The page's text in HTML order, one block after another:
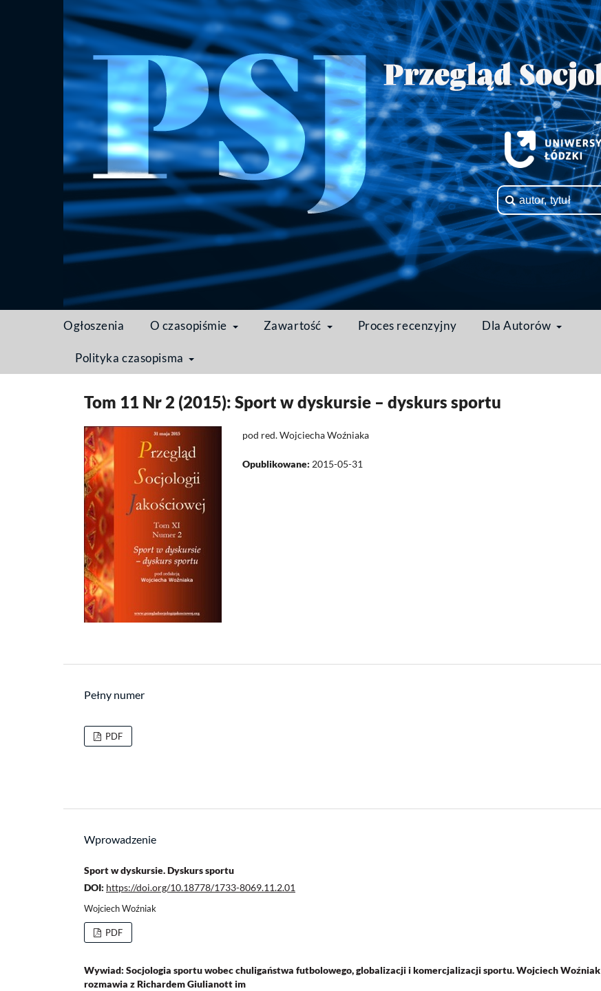
Ogłoszenia O czasopiśmie Zawartość Proces recenzyjny Dla Autorów
Polityka czasopisma
Strona domowa / Archiwum
Tom 11 Nr 2 (2015): Sport w dyskursie – dyskurs sportu
pod red. Wojciecha Woźniaka
Opublikowane: 2015-05-31
Pełny numer
PDF
Wprowadzenie
Sport w dyskursie. Dyskurs sportu
DOI: https://doi.org/10.18778/1733-8069.11.2.01
Wojciech Woźniak
PDF
Wywiad: Socjologia sportu wobec chuligaństwa futbolowego, globalizacji i komercjalizacji sportu. Wojciech Woźniak
rozmawia z Richardem Giulianott im